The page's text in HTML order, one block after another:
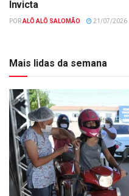
Invicta
PORALÔ ALÔ SALOMÃO 21/07/2026
Mais lidas da semana